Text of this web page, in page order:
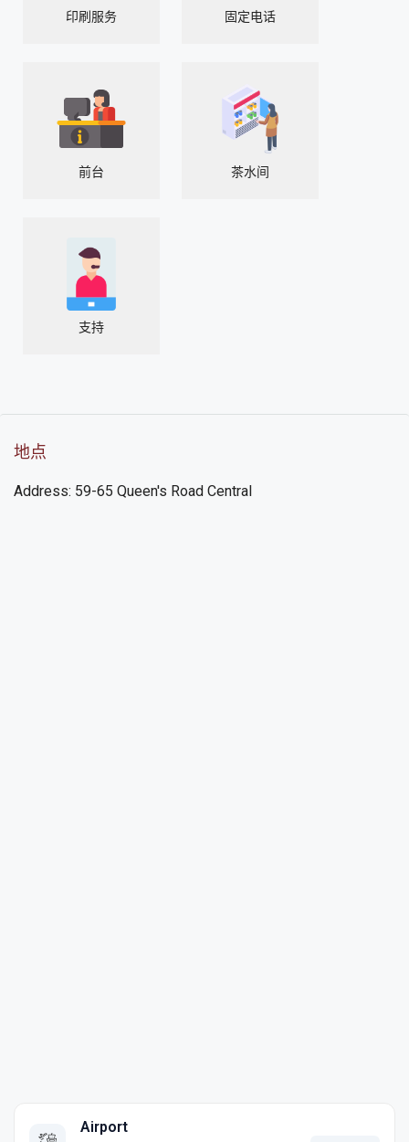
印刷服务 固定电话
前台 茶水间
支持
地点
Address: 59-65 Queen's Road Central
Airport